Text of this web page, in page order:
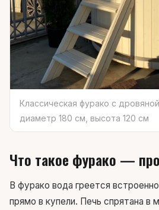
Классическая фурако с
диаметр 180 см, высота 120 см
Что такое фурако —
В фурако вода греется
прямо в купели. Печь спрятана в